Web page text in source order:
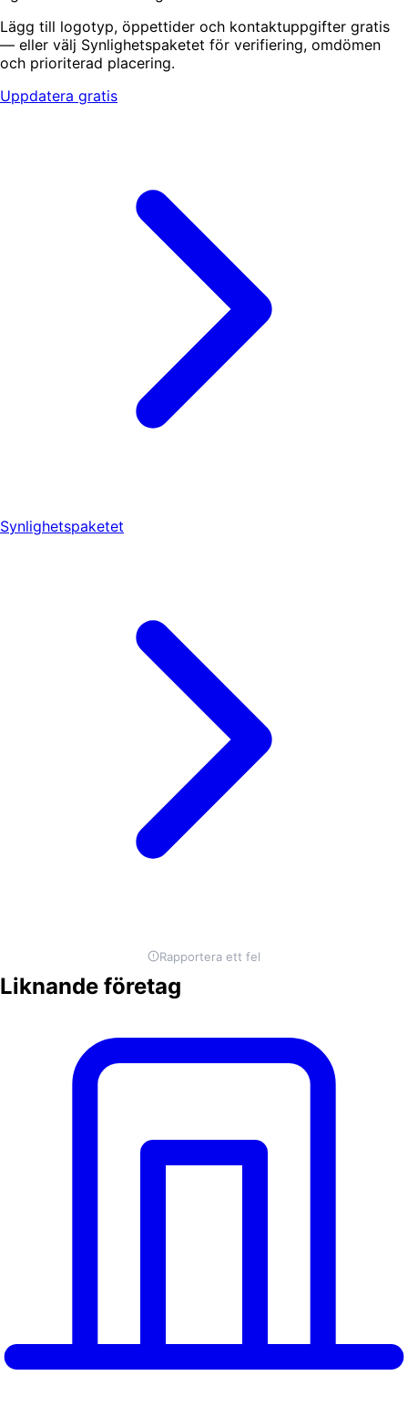
Lägg till logotyp, öppettider och kontaktuppgifter gratis
— eller välj Synlighetspaketet för verifiering, omdömen
och prioriterad placering.
Uppdatera gratis
Synlighetspaketet
Rapportera ett fel
Liknande företag